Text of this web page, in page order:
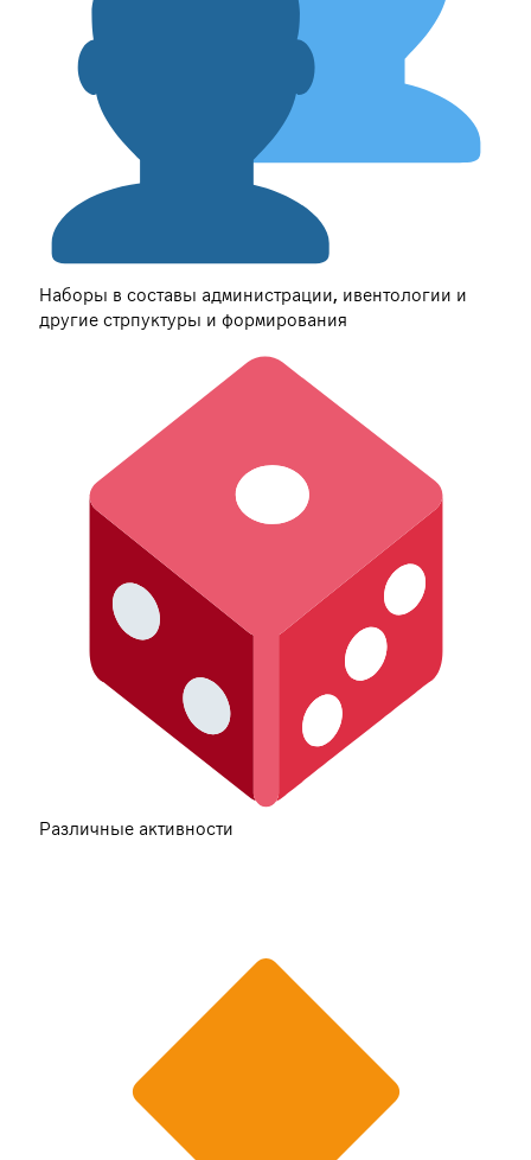
Наборы в составы администрации, ивентологии и
другие стрпуктуры и формирования
Различные активности